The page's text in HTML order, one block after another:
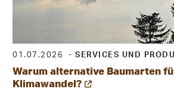
01.07.2026 - SERVICES UND
Warum alternative Baumarten
Klimawandel?